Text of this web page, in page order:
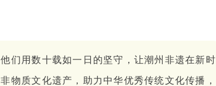
们用数十载如一日的坚守，让潮州非遗在新时
物质文化遗产，助力中华优秀传统文化传播，